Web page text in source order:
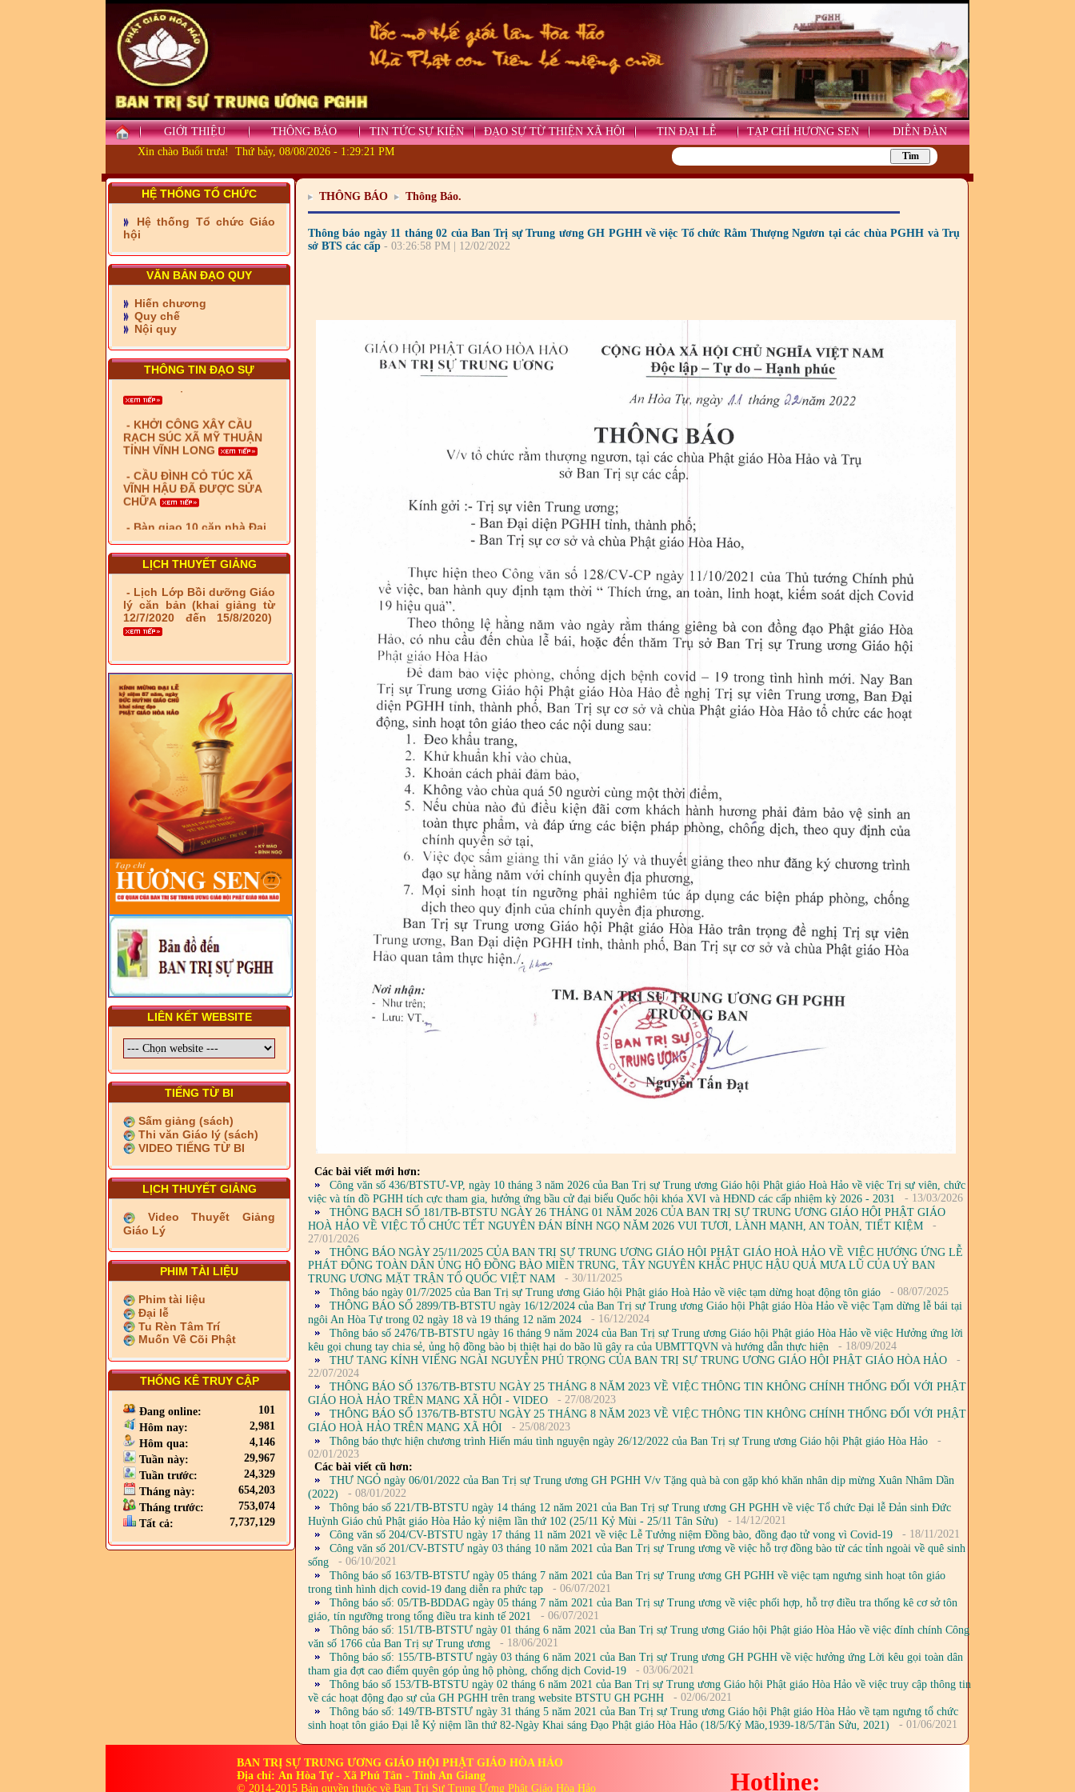
GIỚI THIỆU THÔNG BÁO TIN TỨC SỰ KIỆN ĐẠO SỰ TỪ THIỆN XÃ HỘI TIN ĐẠI LỄ TẠP CHÍ HƯƠNG SEN
DIỄN ĐÀN
Xin chào Buổi trưa! Thứ bảy, 08/08/2026 - 1:29:22 PM
HỆ THỐNG TỔ CHỨC
Hệ thống Tổ chức Giáo
hội
VĂN BẢN ĐẠO QUY
Hiến chương
Quy chế
Nội quy
THÔNG TIN ĐẠO SỰ
- Những tấm lòng thiện
- BAN TRỊ SỰ XÃ ĐẠI
PHƯỚC TỈNH ĐỒNG NAI
TIẾP SỨC ĐẾN TRƯỜNG
- Xã Châu Phú khánh
thành cầu Kênh 7 - Nam
kênh Quốc Gia
- Xã Phú Lâm bàn giao 9
căn nhà Đại đoàn kết
- KHỞI CÔNG XÂY CẦU
RẠCH SÚC XÃ MỸ THUẬN
TỈNH VĨNH LONG
- CẦU ĐÌNH CỎ TÚC XÃ
VĨNH HẬU ĐÃ ĐƯỢC SỬA
CHỮA
- Bàn giao 10 căn nhà Đại
đoàn kết cho hộ có hoàn
cảnh khó khăn tại xã Tây
Yên
- LỄ RA QUÂN DẬM VÁ,
THÔNG NÔNG THÔN (XÃ
PHÚ THỌ)
- LỚP TẬP HUẤN LỊCH SỬ,
HIẾN CHƯƠNG GIÁO HỘI
PGHH NHIỆM KỲ VI (2024-
2029) CHO TRỊ SỰ VIÊN
TRUNG ƯƠNG, BAN ĐẠI
DIỆN TỈNH VÀ GIÁO LÝ
VIÊN - CHUYÊN ĐỀ: NHỮNG
VẤN ĐỀ CHUNG VỀ PHÁP
LUẬT VÀ HỆ THỐNG PHÁP
LUẬT VIỆT NAM
- LỚP TẬP HUẤN LỊCH SỬ,
PHÁP LUẬT VIỆT NAM VÀ
HIẾN CHƯƠNG GIÁO HỘI
PGHH NHIỆM KỲ VI (2024-
2029) CHO TRỊ SỰ VIÊN
TRUNG ƯƠNG, BAN ĐẠI
DIỆN TỈNH VÀ GIÁO LÝ
VIÊN - CHUYÊN ĐỀ: SỰ RA
ĐỜI, BẢN CHẤT, CHỨC
NĂNG VÀ HÌNH THỨC CỦA
NƯỚC CHXHCN VIỆT NAM
LỊCH THUYẾT GIẢNG
- Lịch Lớp Bồi dưỡng Giáo
lý căn bản (khai giảng từ
12/7/2020 đến 15/8/2020)
LIÊN KẾT WEBSITE
TIẾNG TỪ BI
Sấm giảng (sách)
Thi văn Giáo lý (sách)
VIDEO TIẾNG TỪ BI
LỊCH THUYẾT GIẢNG
Video Thuyết Giảng
Giáo Lý
PHIM TÀI LIỆU
Phim tài liệu
Đại lễ
Tu Rèn Tâm Trí
Muốn Về Cõi Phật
THỐNG KÊ TRUY CẬP
Đang online:
101
Hôm nay:
2,981
Hôm qua:
4,146
Tuần này:
29,967
Tuần trước:
24,329
Tháng này:
654,203
Tháng trước:
753,074
Tất cả:
7,737,129
THÔNG BÁO Thông Báo.
Thông báo ngày 11 tháng 02 của Ban Trị sự Trung ương GH PGHH về việc Tổ chức Rằm Thượng Ngươn tại các chùa PGHH và Trụ
sở BTS các cấp - 03:26:58 PM | 12/02/2022
Các bài viết mới hơn:
Công văn số 436/BTSTƯ-VP, ngày 10 tháng 3 năm 2026 của Ban Trị sự Trung ương Giáo hội Phật giáo Hoà Hảo về việc Trị sự viên, chức
việc và tín đồ PGHH tích cực tham gia, hưởng ứng bầu cử đại biểu Quốc hội khóa XVI và HĐND các cấp nhiệm kỳ 2026 - 2031
- 13/03/2026
THÔNG BẠCH SỐ 181/TB-BTSTU NGÀY 26 THÁNG 01 NĂM 2026 CỦA BAN TRỊ SỰ TRUNG ƯƠNG GIÁO HỘI PHẬT GIÁO
HOÀ HẢO VỀ VIỆC TỔ CHỨC TẾT NGUYÊN ĐÁN BÍNH NGỌ NĂM 2026 VUI TƯƠI, LÀNH MẠNH, AN TOÀN, TIẾT KIỆM
-
27/01/2026
THÔNG BÁO NGÀY 25/11/2025 CỦA BAN TRỊ SỰ TRUNG ƯƠNG GIÁO HỘI PHẬT GIÁO HOÀ HẢO VỀ VIỆC HƯỚNG ỨNG LỄ
PHÁT ĐỘNG TOÀN DÂN ỦNG HỘ ĐỒNG BÀO MIỀN TRUNG, TÂY NGUYÊN KHẮC PHỤC HẬU QUẢ MƯA LŨ CỦA UỶ BAN
TRUNG ƯƠNG MẶT TRẬN TỔ QUỐC VIỆT NAM
- 30/11/2025
Thông báo ngày 01/7/2025 của Ban Trị sự Trung ương Giáo hội Phật giáo Hoà Hảo về việc tạm dừng hoạt động tôn giáo
- 08/07/2025
THÔNG BÁO SỐ 2899/TB-BTSTU ngày 16/12/2024 của Ban Trị sự Trung ương Giáo hội Phật giáo Hòa Hảo về việc Tạm dừng lễ bái tại
ngôi An Hòa Tự trong 02 ngày 18 và 19 tháng 12 năm 2024
- 16/12/2024
Thông báo số 2476/TB-BTSTU ngày 16 tháng 9 năm 2024 của Ban Trị sự Trung ương Giáo hội Phật giáo Hòa Hảo về việc Hưởng ứng lời
kêu gọi chung tay chia sẻ, ủng hộ đồng bào bị thiệt hại do bão lũ gây ra của UBMTTQVN và hướng dẫn thực hiện
- 18/09/2024
THƯ TANG KÍNH VIẾNG NGÀI NGUYỄN PHÚ TRỌNG CỦA BAN TRỊ SỰ TRUNG ƯƠNG GIÁO HỘI PHẬT GIÁO HÒA HẢO
-
22/07/2024
THÔNG BÁO SỐ 1376/TB-BTSTU NGÀY 25 THÁNG 8 NĂM 2023 VỀ VIỆC THÔNG TIN KHÔNG CHÍNH THỐNG ĐỐI VỚI PHẬT
GIÁO HOÀ HẢO TRÊN MẠNG XÃ HỘI - VIDEO
- 27/08/2023
THÔNG BÁO SỐ 1376/TB-BTSTU NGÀY 25 THÁNG 8 NĂM 2023 VỀ VIỆC THÔNG TIN KHÔNG CHÍNH THỐNG ĐỐI VỚI PHẬT
GIÁO HOÀ HẢO TRÊN MẠNG XÃ HỘI
- 25/08/2023
Thông báo thực hiện chương trình Hiến máu tình nguyện ngày 26/12/2022 của Ban Trị sự Trung ương Giáo hội Phật giáo Hòa Hảo
-
02/01/2023
Các bài viết cũ hơn:
THƯ NGỎ ngày 06/01/2022 của Ban Trị sự Trung ương GH PGHH V/v Tặng quà bà con gặp khó khăn nhân dịp mừng Xuân Nhâm Dần
(2022)
- 08/01/2022
Thông báo số 221/TB-BTSTU ngày 14 tháng 12 năm 2021 của Ban Trị sự Trung ương GH PGHH về việc Tổ chức Đại lễ Đản sinh Đức
Huỳnh Giáo chủ Phật giáo Hòa Hảo kỷ niệm lần thứ 102 (25/11 Kỷ Mùi - 25/11 Tân Sửu)
- 14/12/2021
Công văn số 204/CV-BTSTU ngày 17 tháng 11 năm 2021 về việc Lễ Tưởng niệm Đồng bào, đồng đạo tử vong vì Covid-19
- 18/11/2021
Công văn số 201/CV-BTSTƯ ngày 03 tháng 10 năm 2021 của Ban Trị sự Trung ương về việc hỗ trợ đồng bào từ các tỉnh ngoài về quê sinh
sống
- 06/10/2021
Thông báo số 163/TB-BTSTƯ ngày 05 tháng 7 năm 2021 của Ban Trị sự Trung ương GH PGHH về việc tạm ngưng sinh hoạt tôn giáo
trong tình hình dịch covid-19 đang diễn ra phức tạp
- 06/07/2021
Thông báo số: 05/TB-BDDAG ngày 05 tháng 7 năm 2021 của Ban Trị sự Trung ương về việc phối hợp, hỗ trợ điều tra thống kê cơ sở tôn
giáo, tín ngưỡng trong tổng điều tra kinh tế 2021
- 06/07/2021
Thông báo số: 151/TB-BTSTƯ ngày 01 tháng 6 năm 2021 của Ban Trị sự Trung ương Giáo hội Phật giáo Hòa Hảo về việc đính chính Công
văn số 1766 của Ban Trị sự Trung ương
- 18/06/2021
Thông báo số: 155/TB-BTSTƯ ngày 03 tháng 6 năm 2021 của Ban Trị sự Trung ương GH PGHH về việc hưởng ứng Lời kêu gọi toàn dân
tham gia đợt cao điểm quyên góp ủng hộ phòng, chống dịch Covid-19
- 03/06/2021
Thông báo số 153/TB-BTSTU ngày 02 tháng 6 năm 2021 của Ban Trị sự Trung ương Giáo hội Phật giáo Hòa Hảo về việc truy cập thông tin
về các hoạt động đạo sự của GH PGHH trên trang website BTSTU GH PGHH
- 02/06/2021
Thông báo số: 149/TB-BTSTƯ ngày 31 tháng 5 năm 2021 của Ban Trị sự Trung ương Giáo hội Phật giáo Hòa Hảo về tạm ngưng tổ chức
sinh hoạt tôn giáo Đại lễ Kỷ niệm lần thứ 82-Ngày Khai sáng Đạo Phật giáo Hòa Hảo (18/5/Kỷ Mão,1939-18/5/Tân Sửu, 2021)
- 01/06/2021
BAN TRỊ SỰ TRUNG ƯƠNG GIÁO HỘI PHẬT GIÁO HÒA HẢO
Địa chỉ: An Hòa Tự - Xã Phú Tân - Tỉnh An Giang
© 2014-2015 Bản quyền thuộc về Ban Trị Sự Trung Ương Phật Giáo Hòa Hảo
Hotline: